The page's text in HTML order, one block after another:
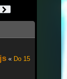
« Do 15